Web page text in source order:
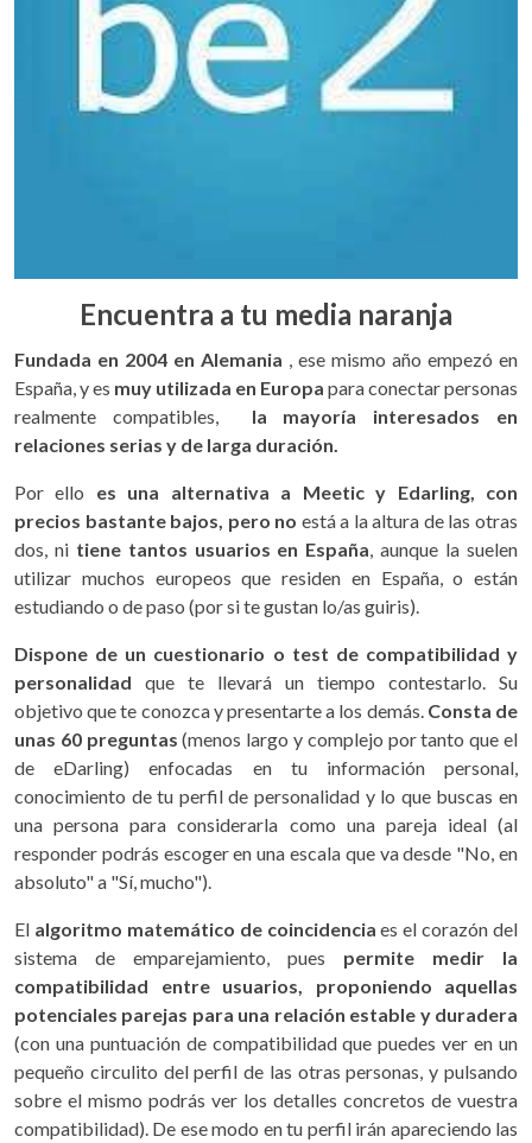
Encuentra a tu media naranja
Fundada en 2004 en Alemania
, ese mismo año empezó en
España, y es muy utilizada en Europa para conectar personas
realmente compatibles, la mayoría interesados en
relaciones serias y de larga duración.
Por ello es una alternativa a Meetic y Edarling, con
precios bastante bajos, pero no está a la altura de las otras
dos, ni tiene tantos usuarios en España , aunque la suelen
utilizar muchos europeos que residen en España, o están
estudiando o de paso (por si te gustan lo/as guiris).
Dispone de un cuestionario o test de compatibilidad y
personalidad que te llevará un tiempo contestarlo. Su
objetivo que te conozca y presentarte a los demás. Consta de
unas 60 preguntas (menos largo y complejo por tanto que el
de eDarling) enfocadas en tu información personal,
conocimiento de tu perfil de personalidad y lo que buscas en
una persona para considerarla como una pareja ideal (al
responder podrás escoger en una escala que va desde "No, en
absoluto" a "Sí, mucho").
El algoritmo matemático de coincidencia es el corazón del
sistema de emparejamiento, pues permite medir la
compatibilidad entre usuarios, proponiendo aquellas
potenciales parejas para una relación estable y duradera
(con una puntuación de compatibilidad que puedes ver en un
pequeño circulito del perfil de las otras personas, y pulsando
sobre el mismo podrás ver los detalles concretos de vuestra
compatibilidad). De ese modo en tu perfil irán apareciendo las